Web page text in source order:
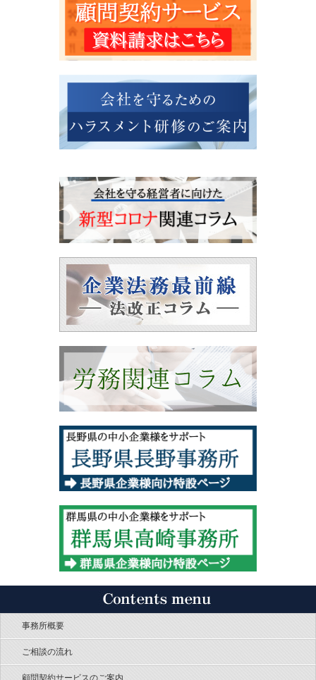
事務所概要
ご相談の流れ
顧問契約サービスのご案内